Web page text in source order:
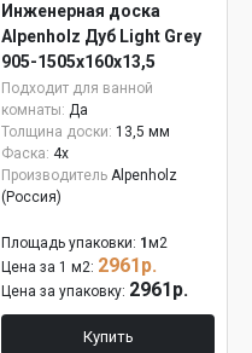
Инженерная доска
Alpenholz Дуб Light Grey
905-1505х160х13,5
Подходит для ванной
комнаты: Да
Толщина доски: 13,5 мм
Фаска: 4x
Производитель Alpenholz
(Россия)
Площадь упаковки: 1 м2
Цена за 1 м2: 2961р.
Цена за упаковку: 2961р.
Купить